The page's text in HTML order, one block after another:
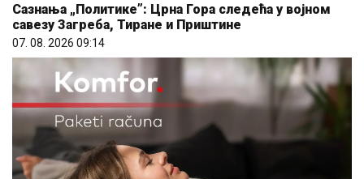
Сазнања „Политике”: Црна Гора следећа у војном
савезу Загреба, Тиране и Приштине
07. 08. 2026 09:14